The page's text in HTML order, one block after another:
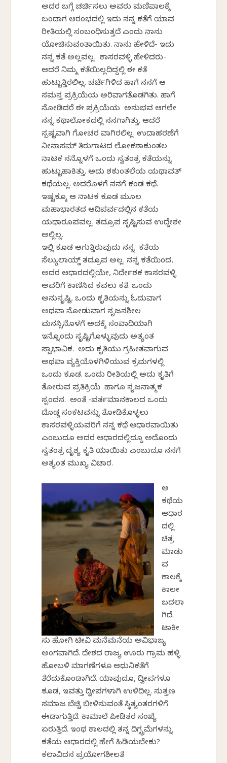
ಅದರ ಬಗ್ಗೆ ಚರ್ಚಿಸಲು ಅವರು ಮಣಿಪಾಲಕ್ಕೆ
ಬಂದಾಗ ಆರಂಭದಲ್ಲಿ ಇದು ನನ್ನ ಕತೆಗೆ ಯಾವ
ರೀತಿಯಲ್ಲಿ ಸಂಬಂಧಿಸುತ್ತದೆ ಎಂದು ನಾನು
ಯೋಚಿಸುವಂತಾಯಿತು. ನಾನು ಹೇಳಿದೆ- ಇದು
ನನ್ನ ಕತೆ ಅಲ್ಲವಲ್ಲ. ಕಾಸರವಳ್ಳಿ ಹೇಳಿದರು-
ಆದರೆ ನಿಮ್ಮ ಕತೆಯಿಲ್ಲದಿದ್ದಲ್ಲಿ ಈ ಕತೆ
ಹುಟ್ಟುತ್ತಿರಲಿಲ್ಲ. ಚರ್ಚೆಗಿಳಿದ ಹಾಗೆ ನನಗೆ ಆ
ಸಮಸ್ತ ಪ್ರಕ್ರಿಯೆಯ ಅರಿವಾಗತೊಡಗಿತು. ಹಾಗೆ
ನೋಡಿದರೆ ಈ ಪ್ರಕ್ರಿಯೆಯ ಅನುಭವ ಆಗಲೇ
ನನ್ನ ಕಥಾಲೋಕದಲ್ಲಿ ನನಗಾಗಿತ್ತು. ಆದರೆ
ಸ್ಪಷ್ಟವಾಗಿ ಗೋಚರ ವಾಗಿರಲಿಲ್ಲ. ಉದಾಹರಣೆಗೆ
ನೀನಾಸಮ್ ತಿರುಗಾಟದ ಲೋಕಶಾಕುಂತಲ
ನಾಟಕ ನನ್ನೊಳಗೆ ಒಂದು ಸ್ವತಂತ್ರ ಕತೆಯನ್ನು
ಹುಟ್ಟುಹಾಕಿತ್ತು. ಅದು ಶಕುಂತಲೆಯ ಯಥಾವತ್
ಕಥೆಯಲ್ಲ. ಅದರೊಳಗೆ ನನಗೆ ಕಂಡ ಕಥೆ.
ಇಷ್ಟಕ್ಕೂ ಆ ನಾಟಕ ಕೂಡ ಮೂಲ
ಮಹಾಭಾರತದ ಆದಿಪರ್ವದಲ್ಲಿನ ಕತೆಯ
ಯಥಾರೂಪವಲ್ಲ. ತದ್ರೂಪ ಸೃಷ್ಟಿಸುವ ಉದ್ದೇಶವೇ
ಅಲ್ಲಿಲ್ಲ.
ಇಲ್ಲಿ ಕೂಡ ಆಗುತ್ತಿರುವುದು ನನ್ನ ಕತೆಯ
ಸೆಲ್ಯುಲಾಯ್ಡ್ ತದ್ರೂಪ ಅಲ್ಲ. ನನ್ನ ಕತೆಯಿಂದ,
ಅದರ ಆಧಾರದಲ್ಲಿಯೇ, ನಿರ್ದೇಶಕ ಕಾಸರವಳ್ಳಿ
ಅವರಿಗೆ ಕಾಣಿಸಿದ ಕವಲು ಕತೆ. ಒಂದು
ಅನುಸೃಷ್ಟಿ. ಒಂದು ಕೃತಿಯನ್ನು ಓದುವಾಗ
ಅಥವಾ ನೋಡುವಾಗ ಸೃಜನಶೀಲ
ಮನಸ್ಸಿನೊಳಗೆ ಅದಕ್ಕೆ ಸಂವಾದಿಯಾಗಿ
ಇನ್ನೊಂದು ಸೃಷ್ಟಿಗೊಳ್ಳುವುದು ಅತ್ಯಂತ
ಸ್ವಾಭಾವಿಕ. ಅದು ಕೃತಿಯು ಗ್ರಹೀತವಾಗುವ
ಅಥವಾ ವ್ಯಕ್ತಿಯೊಳಗಿಳಿಯುವ ಕ್ರಮಗಳಲ್ಲಿ
ಒಂದು ಕೂಡ. ಒಂದು ರೀತಿಯಲ್ಲಿ ಅದು ಕೃತಿಗೆ
ತೋರುವ ಪ್ರತಿಕ್ರಿಯೆ ಹಾಗೂ ಸೃಜನಾತ್ಮಕ
ಸ್ಪಂದನ. ಅಂತೆ -ವರ್ತಮಾನಕಾಲದ ಒಂದು
ದೊಡ್ಡ ಸಂಕಟವನ್ನು ತೋಡಿಕೊಳ್ಳಲು
ಕಾಸರವಳ್ಳಿಯವರಿಗೆ ನನ್ನ ಕಥೆ ಆಧಾರವಾಯಿತು
ಎಂಬುದೂ ಅದರ ಆಧಾರದಲ್ಲಿದ್ದೂ ಅದೊಂದು
ಸ್ವತಂತ್ರ ದೃಶ್ಯ ಕೃತಿ ಯಾಯಿತು ಎಂಬುದೂ ನನಗೆ
ಅತ್ಯಂತ ಮುಖ್ಯ ವಿಚಾರ.
ಆ
ಕಥೆಯ
ಆಧಾರ
ದಲ್ಲಿ
ಚಿತ್ರ
ಮಾಡು
ವ
ಕಾಲಕ್ಕೆ
ಕಾಲವೇ
ಬದಲಾ
ಗಿದೆ.
ಟಾಕೀ
ಸು ಹೋಗಿ ಟೀವಿ ಮನೆಮನೆಯ ಅವಿಭಾಜ್ಯ
ಅಂಗವಾಗಿದೆ. ದೇಶದ ರಾಜ್ಯ ಊರು ಗ್ರಾಮ ಹಳ್ಳಿ
ಹೋಬಳಿ ಮಾಗಣೆಗಳೂ ಆಧುನಿಕತೆಗೆ
ತೆರೆದುಕೊಂಡಾಗಿದೆ. ಯಾವುದೂ, ದ್ವೀಪಗಳೂ
ಕೂಡ, ಇವತ್ತು ದ್ವೀಪಗಳಾಗಿ ಉಳಿದಿಲ್ಲ. ಸುತ್ತಣ
ಸಮಾಜ ಬೆಚ್ಚಿ ಬೀಳಿಸುವಂತೆ ಸ್ಥಿತ್ಯಂತರಗಳಿಗೆ
ಈಡಾಗುತ್ತಿದೆ. ಕಾಮಾಲೆ ಪೀಡಿತರ ಸಂಖ್ಯೆ
ಏರುತ್ತಿದೆ. ಇಂಥ ಕಾಲದಲ್ಲಿ ತನ್ನ ದಿಗ್ಭ್ರಮೆಗಳನ್ನು
ಕತೆಯ ಆಧಾರದಲ್ಲಿ ಹೇಗೆ ಹಿಡಿಯಬೇಕು?
ಕಲಾವಿದನ ಪ್ರಯೋಗಶೀಲತೆ